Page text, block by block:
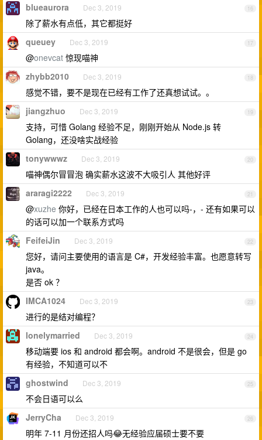
16
blueaurora Dec 3, 2019
除了薪水有点低，其它都挺好
17
queuey Dec 3, 2019
@onevcat 惊现喵神
18
zhybb2010 Dec 3, 2019
感觉不错，要不是现在已经有工作了还真想试试。。
19
jiangzhuo Dec 3, 2019
支持，可惜 Golang 经验不足，刚刚开始从 Node.js 转
Golang，还没啥实战经验
20
tonywwwz Dec 3, 2019
喵神偶尔冒冒泡 确实薪水这波不大吸引人 其他好评
21
araragi2222 Dec 3, 2019
@xuzhe 你好，已经在日本工作的人也可以吗-，- 还有如果可以
的话可以加一个联系方式吗
22
FeifeiJin Dec 3, 2019
您好，请问主要使用的语言是 C#，开发经验丰富。也愿意转写
java。
是否 ok ？
23
IMCA1024 Dec 3, 2019
进行的是结对编程？
24
lonelymarried Dec 3, 2019
移动端要 ios 和 android 都会啊。android 不是很会，但是 go
有经验，不知道可以不
25
ghostwind Dec 3, 2019
不会日语可以么
26
JerryCha Dec 3, 2019
明年 7-11 月份还招人吗😂无经验应届硕士要不要